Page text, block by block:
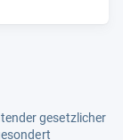
gesetzlicher